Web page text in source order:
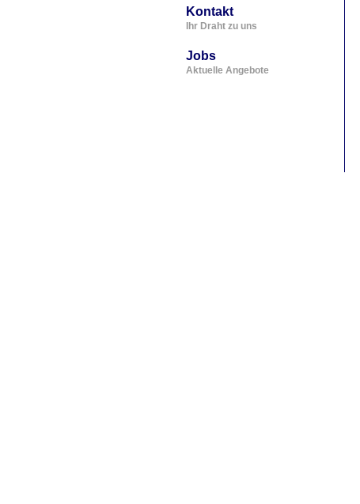
Kontakt
Ihr Draht zu uns
Jobs
Aktuelle Angebote